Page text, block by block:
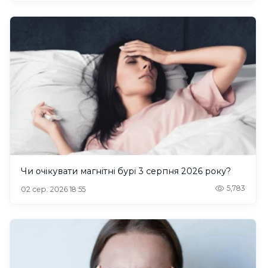
Чи очікувати магнітні бурі 3 серпня 2026 року?
02 сер. 2026 18:55 5,783